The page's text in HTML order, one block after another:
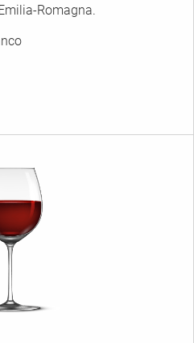
Romagna.